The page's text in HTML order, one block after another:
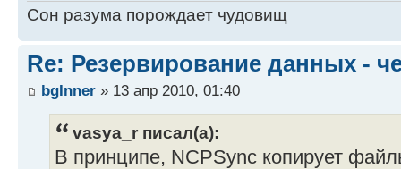
Сон разума порождает чудовищ
Re: Резервирование данных -
bgInner » 13 апр 2010, 01:40
vasya_r писал(а):
В принципе, NCPSync копирует